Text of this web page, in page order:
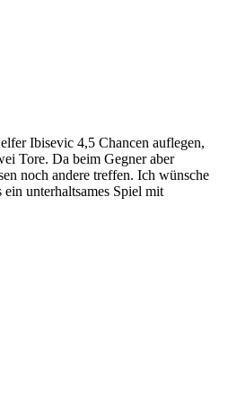
Ibisevic 4,5 Chancen auflegen,
Tore. Da beim Gegner aber
noch andere treffen. Ich wünsche
ein unterhaltsames Spiel mit